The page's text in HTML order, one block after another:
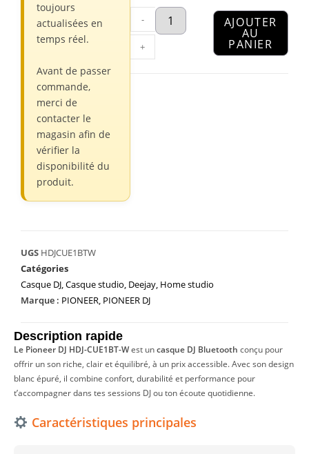
toujours
actualisées en
temps réel.
Avant de passer
commande,
merci de
contacter le
magasin afin de
vérifier la
disponibilité du
produit.
-
+
AJOUTER
AU
PANIER
UGS HDJCUE1BTW
Catégories
Casque DJ,Casque studio, Deejay, Home studio
Marque : PIONEER, PIONEER DJ
Description rapide
Le Pioneer DJ HDJ-CUE1BT-West uncasque DJ Bluetooth conçu pour
offrir un son riche, clair et équilibré, à un prix accessible. Avec son design
blanc épuré, il combine confort, durabilité et performance pour
t’accompagner dans tes sessions DJ ou ton écoute quotidienne.
Caractéristiques principales